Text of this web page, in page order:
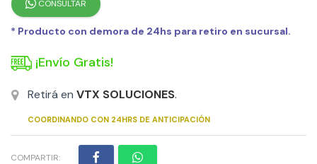
CONSULTAR
* Producto con demora de 24hs para retiro en sucursal.
¡Envío Gratis!
Retirá en VTX SOLUCIONES.
COORDINANDO CON 24HRS DE ANTICIPACIÓN
COMPARTIR: